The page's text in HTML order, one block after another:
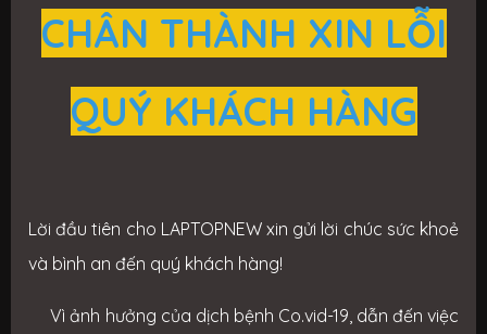
CHÂN THÀNH XIN LỖI
QUÝ KHÁCH HÀNG
Lời đầu tiên cho LAPTOPNEW xin gửi lời chúc sức khoẻ
và bình an đến quý khách hàng!
Vì ảnh hưởng của dịch bệnh Co.vid-19, dẫn đến việc